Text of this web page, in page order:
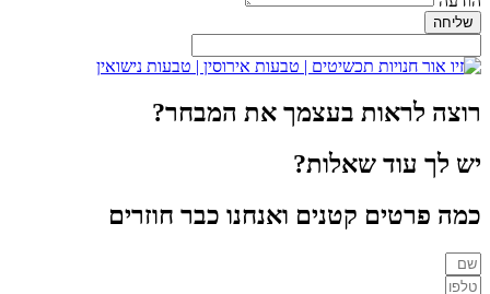
שליחה
רוצה לראות בעצמך את המבחר?
יש לך עוד שאלות?
כמה פרטים קטנים ואנחנו כבר חוזרים